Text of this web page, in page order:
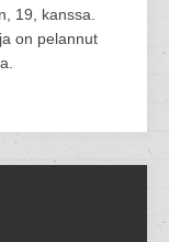
19, kanssa.
on pelannut